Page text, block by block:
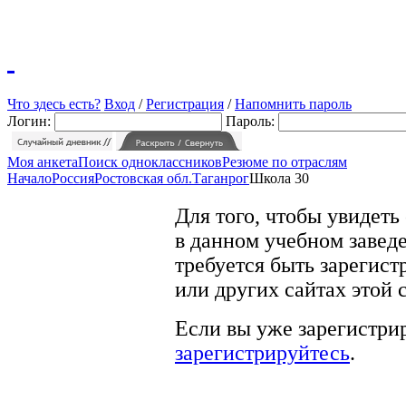
Что здесь есть? Вход /Регистрация /Напомнить пароль
Логин:
Пароль:
Моя анкетаПоиск одноклассниковРезюме по отраслям
НачалоРоссияРостовская обл.ТаганрогШкола 30
Для того, чтобы
в данном учебном
требуется быть
или других сайтах этой
Если вы уже
зарегистрируйтесь.